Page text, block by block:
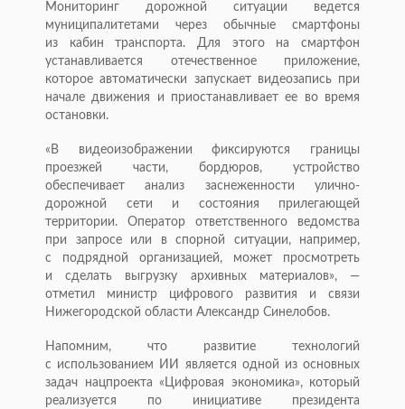
Мониторинг дорожной ситуации ведется
муниципалитетами через обычные смартфоны
из кабин транспорта. Для этого на смартфон
устанавливается отечественное приложение,
которое автоматически запускает видеозапись при
начале движения и приостанавливает ее во время
остановки.
«В видеоизображении фиксируются границы
проезжей части, бордюров, устройство
обеспечивает анализ заснеженности улично-
дорожной сети и состояния прилегающей
территории. Оператор ответственного ведомства
при запросе или в спорной ситуации, например,
с подрядной организацией, может просмотреть
и сделать выгрузку архивных материалов», —
отметил министр цифрового развития и связи
Нижегородской области Александр Синелобов.
Напомним, что развитие технологий
с использованием ИИ является одной из основных
задач нацпроекта «Цифровая экономика», который
реализуется по инициативе президента